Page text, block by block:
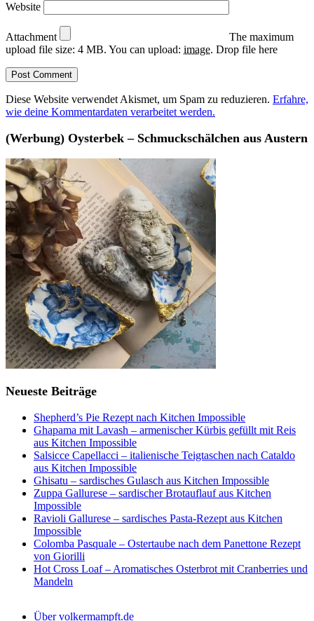
Website
Attachment
The maximum
upload file size: 4 MB. You can upload: image. Drop file here
Diese Website verwendet Akismet, um Spam zu reduzieren. Erfahre,
wie deine Kommentardaten verarbeitet werden.
(Werbung) Oysterbek – Schmuckschälchen aus Austern
Neueste Beiträge
Shepherd’s Pie Rezept nach Kitchen Impossible
Ghapama mit Lavash – armenischer Kürbis gefüllt mit Reis
aus Kitchen Impossible
Salsicce Capellacci – italienische Teigtaschen nach Cataldo
aus Kitchen Impossible
Ghisatu – sardisches Gulasch aus Kitchen Impossible
Zuppa Gallurese – sardischer Brotauflauf aus Kitchen
Impossible
Ravioli Gallurese – sardisches Pasta-Rezept aus Kitchen
Impossible
Colomba Pasquale – Ostertaube nach dem Panettone Rezept
von Giorilli
Hot Cross Loaf – Aromatisches Osterbrot mit Cranberries und
Mandeln
Über volkermampft.de